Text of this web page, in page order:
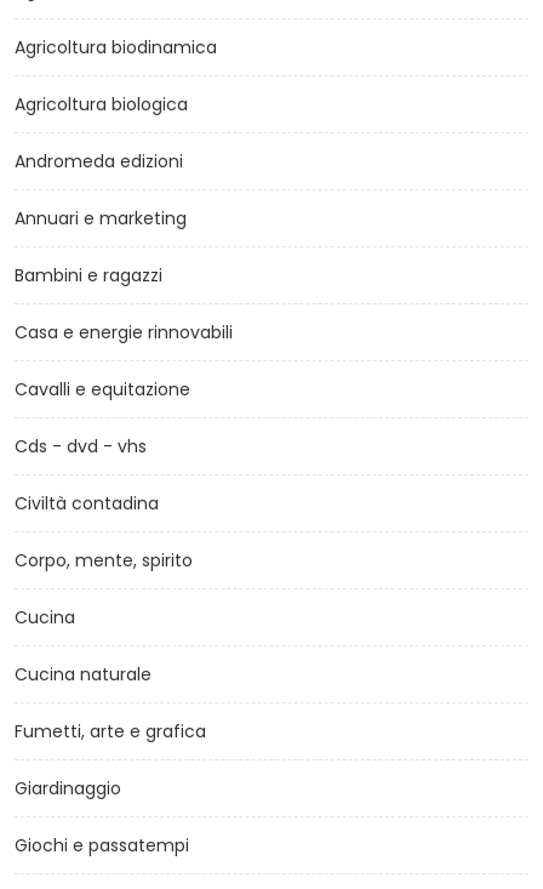
Agricoltura biodinamica
Agricoltura biologica
Andromeda edizioni
Annuari e marketing
Bambini e ragazzi
Casa e energie rinnovabili
Cavalli e equitazione
Cds - dvd - vhs
Civiltà contadina
Corpo, mente, spirito
Cucina
Cucina naturale
Fumetti, arte e grafica
Giardinaggio
Giochi e passatempi